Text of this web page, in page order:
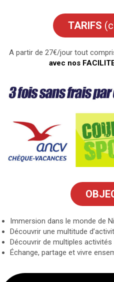
TARIFS
A partir de 27€/jour tout
avec nos
Immersion dans le monde de
Découvrir une multitude
Découvrir de multiples
Échange, partage et vivre